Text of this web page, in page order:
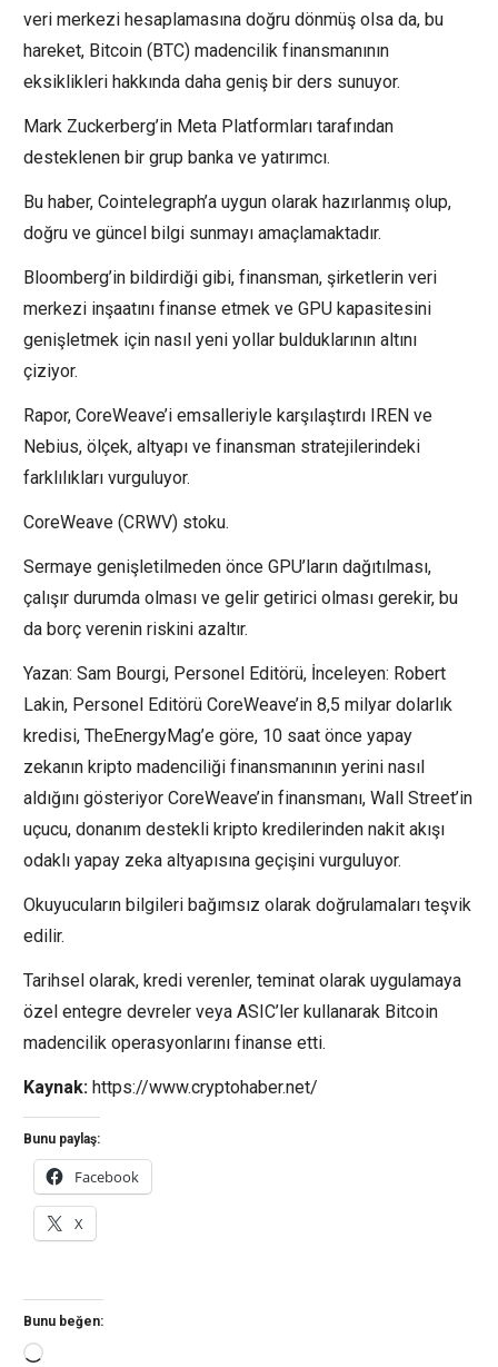
veri merkezi hesaplamasına doğru dönmüş olsa da, bu
hareket, Bitcoin (BTC) madencilik finansmanının
eksiklikleri hakkında daha geniş bir ders sunuyor.
Mark Zuckerberg’in Meta Platformları tarafından
desteklenen bir grup banka ve yatırımcı.
Bu haber, Cointelegraph’a uygun olarak hazırlanmış olup,
doğru ve güncel bilgi sunmayı amaçlamaktadır.
Bloomberg’in bildirdiği gibi, finansman, şirketlerin veri
merkezi inşaatını finanse etmek ve GPU kapasitesini
genişletmek için nasıl yeni yollar bulduklarının altını
çiziyor.
Rapor, CoreWeave’i emsalleriyle karşılaştırdı IREN ve
Nebius, ölçek, altyapı ve finansman stratejilerindeki
farklılıkları vurguluyor.
CoreWeave (CRWV) stoku.
Sermaye genişletilmeden önce GPU’ların dağıtılması,
çalışır durumda olması ve gelir getirici olması gerekir, bu
da borç verenin riskini azaltır.
Yazan: Sam Bourgi, Personel Editörü, İnceleyen: Robert
Lakin, Personel Editörü CoreWeave’in 8,5 milyar dolarlık
kredisi, TheEnergyMag’e göre, 10 saat önce yapay
zekanın kripto madenciliği finansmanının yerini nasıl
aldığını gösteriyor CoreWeave’in finansmanı, Wall Street’in
uçucu, donanım destekli kripto kredilerinden nakit akışı
odaklı yapay zeka altyapısına geçişini vurguluyor.
Okuyucuların bilgileri bağımsız olarak doğrulamaları teşvik
edilir.
Tarihsel olarak, kredi verenler, teminat olarak uygulamaya
özel entegre devreler veya ASIC’ler kullanarak Bitcoin
madencilik operasyonlarını finanse etti.
Kaynak: https://www.cryptohaber.net/
Bunu paylaş:
Facebook
X
Bunu beğen:
Yükleniyor...